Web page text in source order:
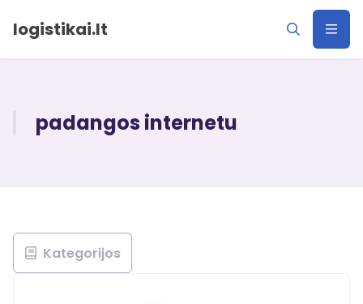
logistikai.lt
padangos internetu
Kategorijos